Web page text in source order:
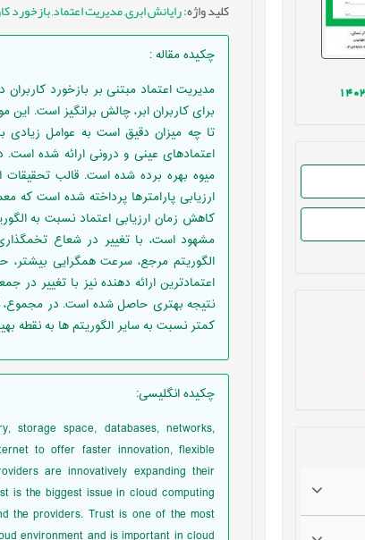
کلید واژه:رایانش ابری,مدیریت اعتماد,بازخورد
چکیده مقاله:
مدیریت اعتماد مبتنی بر بازخورد
برای کاربران ابر، چالش برانگیز است.
تا چه میزان دقیق است به عوامل
اعتمادهای عینی و درونی ارائه شده
میوه بهره برده شده است. قالب تحقیقات
ارزیابی پارامترها پرداخته شده است که
کاهش زمان ارزیابی اعتماد نسبت به
مشهود است، با تغییر در شعاع
اعتمادترین ارائه دهنده نیز با تغییر در
کمتر نسبت به سایر الگوریتم ها به نقطه
چکیده انگلیسی:
storage space, databases, networks,
to offer faster innovation, flexible
are innovatively expanding their
is the biggest issue in cloud computing
the providers. Trust is one of the most